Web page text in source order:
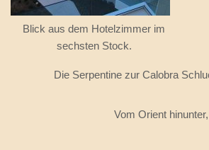
Blick aus dem Hotelzimmer im
sechsten Stock.
Die Serpentine zur Calobra
Vom Orient